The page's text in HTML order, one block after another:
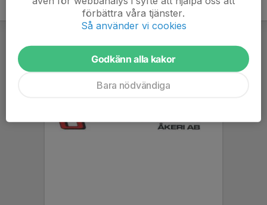
förbättra våra tjänster.
Så använder vi cookies
Godkänn alla kakor
Bara nödvändiga